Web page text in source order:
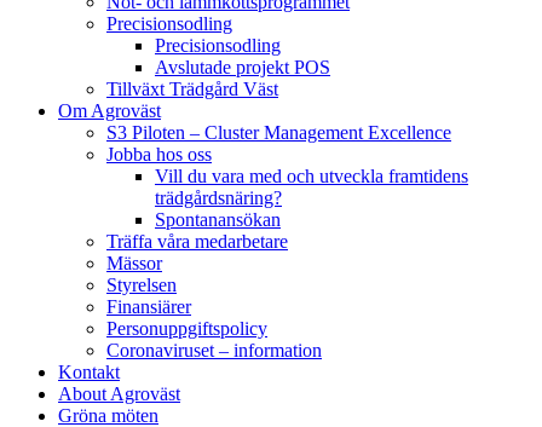
Precisionsodling
Precisionsodling
Avslutade projekt POS
Tillväxt Trädgård Väst
Om Agroväst
S3 Piloten – Cluster Management Excellence
Jobba hos oss
Vill du vara med och utveckla framtidens
trädgårdsnäring?
Spontanansökan
Träffa våra medarbetare
Mässor
Styrelsen
Finansiärer
Personuppgiftspolicy
Coronaviruset – information
Kontakt
About Agroväst
Gröna möten